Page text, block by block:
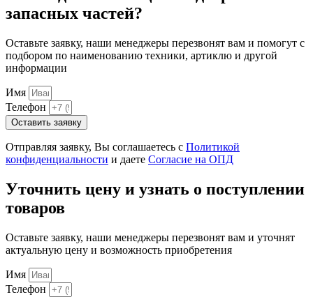
запасных частей?
Оставьте заявку, наши менеджеры перезвонят вам и помогут с
подбором по наименованию техники, артиклю и другой
информации
Имя
Телефон
Оставить заявку
Отправляя заявку, Вы соглашаетесь с Политикой
конфиденциальности и даете Согласие на ОПД
Уточнить цену и узнать о поступлении
товаров
Оставьте заявку, наши менеджеры перезвонят вам и уточнят
актуальную цену и возможность приобретения
Имя
Телефон